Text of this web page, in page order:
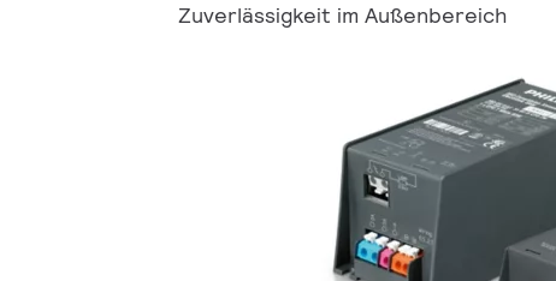
Zuverlässigkeit im Außenbereich